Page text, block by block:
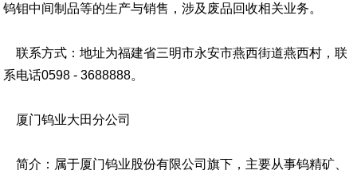
钨钼中间制品等的生产与销售，涉及废品回收相关业务。
联系方式：地址为福建省三明市永安市燕西街道燕西村，联
系电话0598 - 3688888。
厦门钨业大田分公司
简介：属于厦门钨业股份有限公司旗下，主要从事钨精矿、